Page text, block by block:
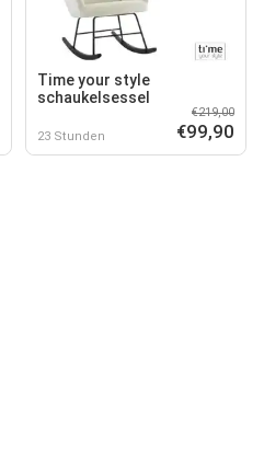
Time your style
schaukelsessel
23 Stunden
€219,00
€99,90